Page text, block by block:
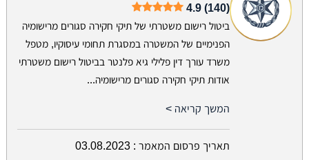
4.9 (140)
ביטול רישום משטרתי של תיקי חקירה סגורים מרישומיה
הפנימיים של המשטרה במסגרת תחומי עיסוקיו, מטפל
משרד עורך דין פלילי גיא פלנטר בביטול רישום משטרתי
אודות תיקי חקירה סגורים מרישומיה...
המשך קריאה >
תאריך פרסום המאמר : 03.08.2023